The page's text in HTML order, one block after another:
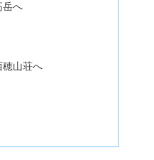
岳へ
穂山荘へ